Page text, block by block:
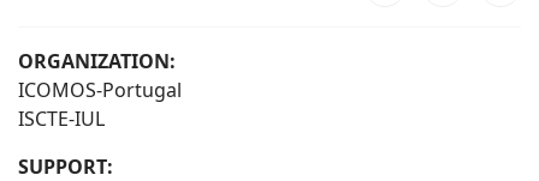
ORGANIZATION:
ICOMOS-Portugal
ISCTE-IUL
SUPPORT: